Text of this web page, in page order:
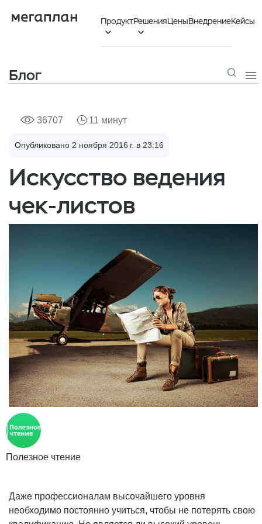
Продукт

Решения

ЦеныВнедрениеКейсы
Блог 
36707 11 минут
Опубликовано 2 ноября 2016 г. в 23:16
Искусство ведения
чек-листов
Даже профессионалам высочайшего уровня
необходимо постоянно учиться, чтобы не потерять свою
Полезное чтение